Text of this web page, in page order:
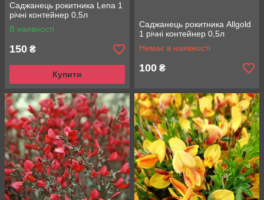
Саджанець рокитника Lena 1
річні контейнер 0,5л
В наявності
150 ₴
Купити
Саджанець рокитника Allgold
1 річні контейнер 0,5л
Немає в наявності
100 ₴